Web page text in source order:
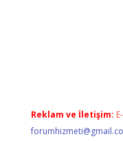
Reklam ve İletişim: